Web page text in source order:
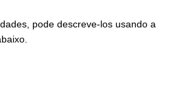
pode descreve-los usando a